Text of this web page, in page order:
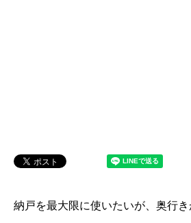
納戸を最大限に使いたいが、奥行